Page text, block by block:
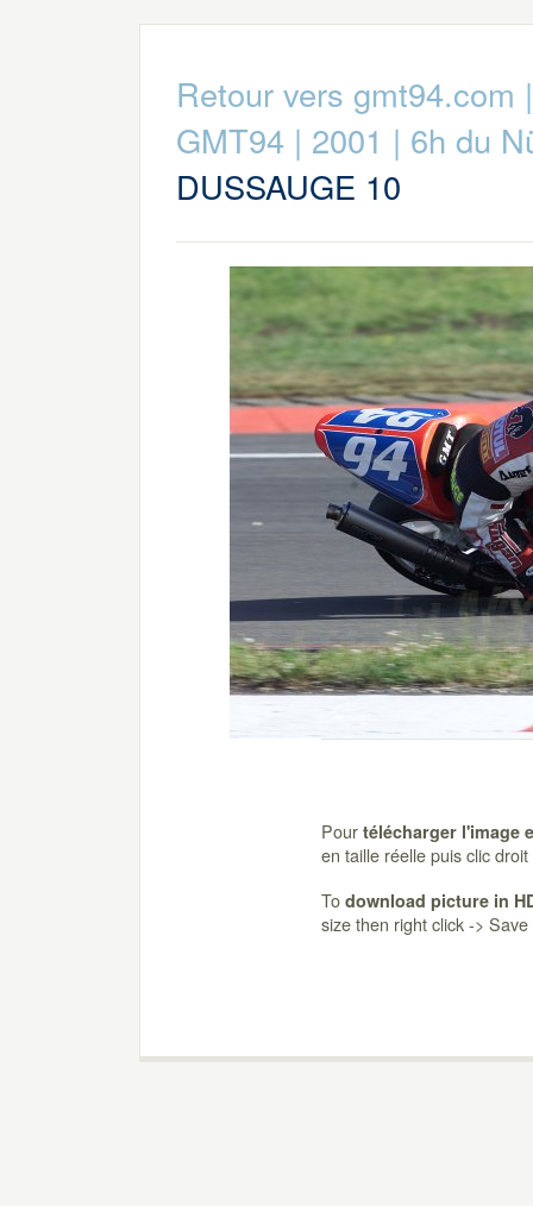
Retour vers gmt94.com
GMT94 | 2001 | 6h du
DUSSAUGE 10
Pour télécharger l'image
en taille réelle puis clic
To download picture in
size then right click ->